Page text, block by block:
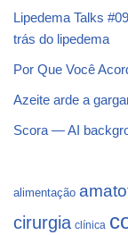
Lipedema Talks
trás do lipedema
Por Que Você
Azeite arde a
Scora — AI
alimentação
cirurgia clínica